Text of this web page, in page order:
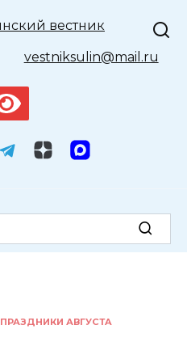
vestniksulin@mail.ru
ПРАЗДНИКИ АВГУСТA